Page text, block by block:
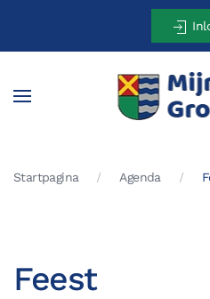
Terug naar
Startpagina Agenda
Feest